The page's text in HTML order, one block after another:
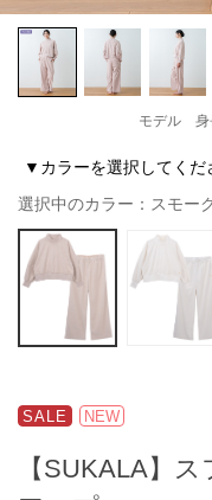
モデル 身
▼カラーを選択してくだ
選択中のカラー：スモー
SALE NEW
【SUKALA】